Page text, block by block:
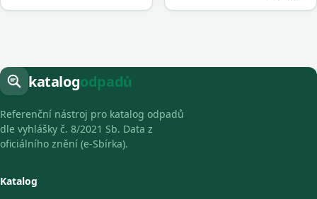
katalogodpadů
Referenční nástroj pro katalog odpadů
dle vyhlášky č. 8/2021 Sb. Data z
oficiálního znění (e-Sbírka).
Katalog